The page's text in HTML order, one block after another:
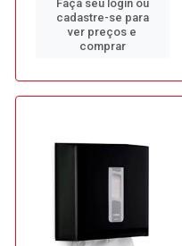
Faça seu login ou
cadastre-se para
ver preços e
comprar